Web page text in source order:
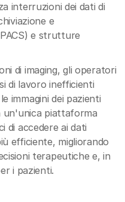
interruzioni dei dati di
e
e strutture
di imaging, gli operatori
di lavoro inefficienti
immagini dei pazienti
un'unica piattaforma
di accedere ai dati
efficiente, migliorando
terapeutiche e, in
i pazienti.